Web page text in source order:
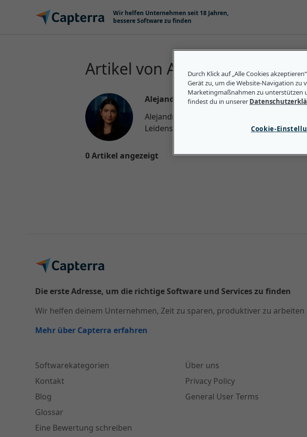
Zum Inhalt springen
Wir helfen Unternehmen seit 18 Jahren,
bessere Software zu finden
Artikel von Alejandra Aranda
Alejandra Aranda
Alejandra ist Content Analyst und
Leidenschaften: Literatur, Reisen und
0 Artikel angezeigt
Die erste Adresse, um die richtige Software und Services zu finden
Wir helfen deinem Unternehmen, Zeit zu sparen, produktiver zu arbeiten
Mehr über Capterra erfahren
Softwarekategorien
Kontakt
Blog
Glossar
Eine Bewertung schreiben
Über uns
Privacy Policy
General User Terms
Durch Klick auf „Alle Cookies
Gerät zu, um die Website-Navigation zu
Marketingmaßnahmen zu unterstützen
findest du in unserer
Cookie-